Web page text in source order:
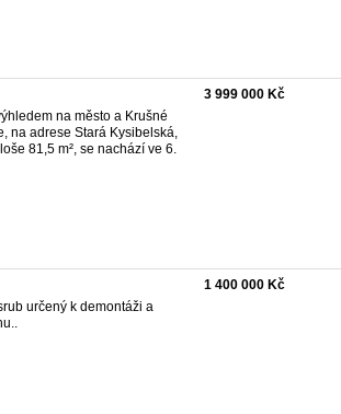
na město a Krušné
na adrese Stará Kysibelská,
81,5 m², se nachází ve 6.
3 999 000 Kč
určený k demontáži a
1 400 000 Kč